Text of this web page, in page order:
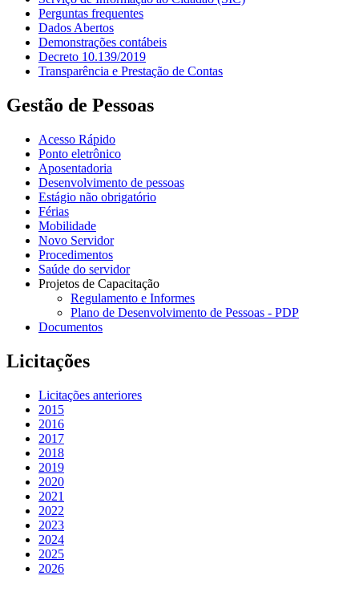
Perguntas frequentes
Dados Abertos
Demonstrações contábeis
Decreto 10.139/2019
Transparência e Prestação de Contas
Gestão de Pessoas
Acesso Rápido
Ponto eletrônico
Aposentadoria
Desenvolvimento de pessoas
Estágio não obrigatório
Férias
Mobilidade
Novo Servidor
Procedimentos
Saúde do servidor
Projetos de Capacitação
Regulamento e Informes
Plano de Desenvolvimento de Pessoas - PDP
Documentos
Licitações
Licitações anteriores
2015
2016
2017
2018
2019
2020
2021
2022
2023
2024
2025
2026